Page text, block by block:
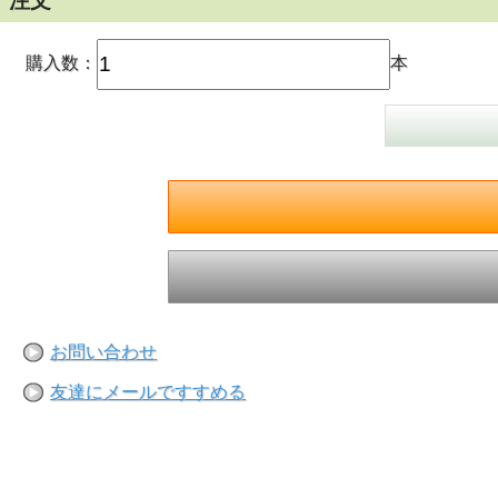
購入数： 本
お問い合わせ
友達にメールですすめる